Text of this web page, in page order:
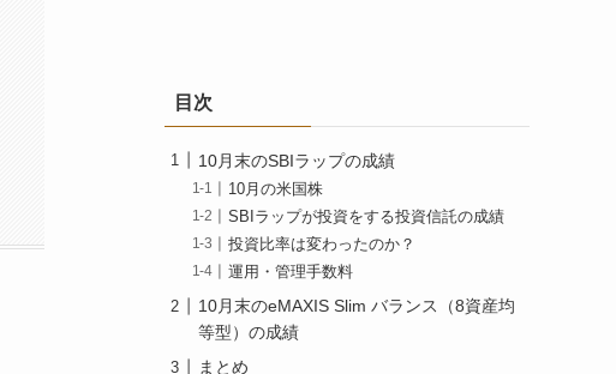
目次
10月末のSBIラップの成績
10月の米国株
SBIラップが投資をする投資信託の成績
投資比率は変わったのか？
運用・管理手数料
10月末のeMAXIS Slim バランス（8資産均
等型）の成績
まとめ